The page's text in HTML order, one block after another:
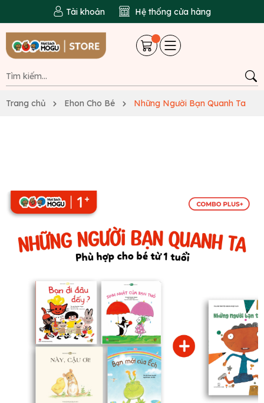
Tài khoản Hệ thống cửa hàng
Trang chủ Ehon Cho Bé Những Người Bạn Quanh Ta